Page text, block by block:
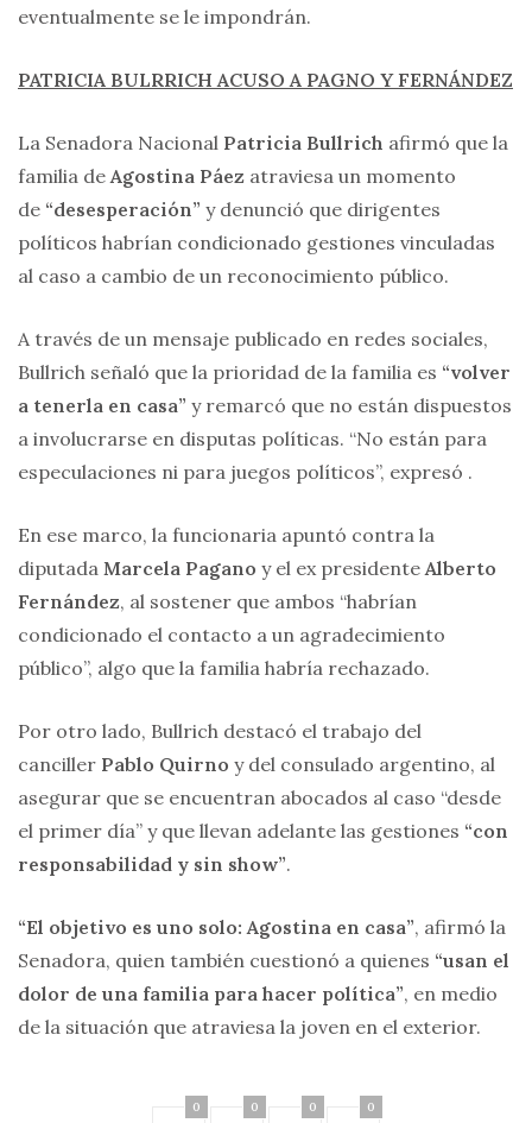
eventualmente se le impondrán.
PATRICIA BULRRICH ACUSO A PAGNO Y FERNÁNDEZ
La Senadora Nacional Patricia Bullrich afirmó que la
familia deAgostina Páez atraviesa un momento
de “desesperación” y denunció que dirigentes
políticos habrían condicionado gestiones vinculadas
al caso a cambio de un reconocimiento público.
A través de un mensaje publicado en redes sociales,
Bullrich señaló que la prioridad de la familia es “volver
a tenerla en casa” y remarcó que no están dispuestos
a involucrarse en disputas políticas. “No están para
especulaciones ni para juegos políticos”, expresó .
En ese marco, la funcionaria apuntó contra la
diputada Marcela Pagano y el ex presidenteAlberto
Fernández, al sostener que ambos “habrían
condicionado el contacto a un agradecimiento
público”, algo que la familia habría rechazado.
Por otro lado, Bullrich destacó el trabajo del
canciller Pablo Quirno y del consulado argentino, al
asegurar que se encuentran abocados al caso “desde
el primer día” y que llevan adelante las gestiones “con
responsabilidad y sin show”.
“El objetivo es uno solo: Agostina en casa”, afirmó la
Senadora, quien también cuestionó a quienes “usan el
dolor de una familia para hacer política”, en medio
de la situación que atraviesa la joven en el exterior.
0 0 0 0